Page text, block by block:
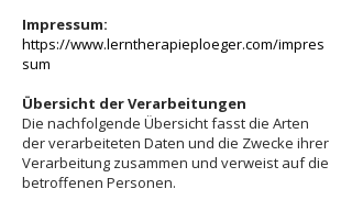
Impressum:
https://www.lerntherapieploeger.com/impres
sum
Übersicht der Verarbeitungen
Die nachfolgende Übersicht fasst die Arten
der verarbeiteten Daten und die Zwecke ihrer
Verarbeitung zusammen und verweist auf die
betroffenen Personen.